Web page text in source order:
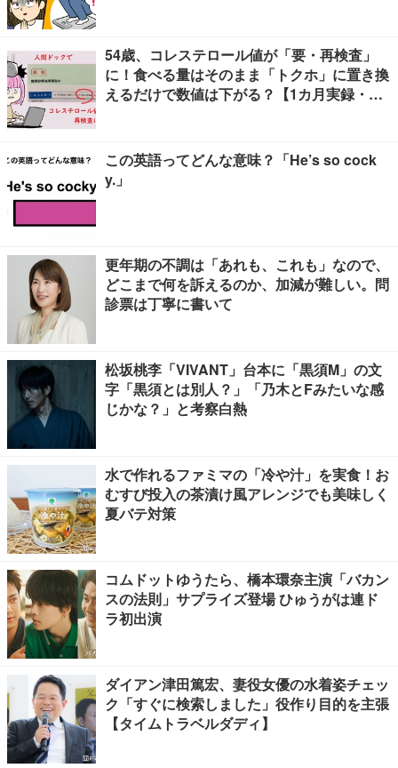
54歳、コレステロール値が「要・再検査」
に！食べる量はそのまま「トクホ」に置き換
えるだけで数値は下がる？【1カ月実録・ビ
この英語ってどんな意味？「He’s so cock
y.」
更年期の不調は「あれも、これも」なので、
どこまで何を訴えるのか、加減が難しい。問
診票は丁寧に書いて
松坂桃李「VIVANT」台本に「黒須M」の文
字「黒須とは別人？」「乃木とFみたいな感
じかな？」と考察白熱
水で作れるファミマの「冷や汁」を実食！お
むすび投入の茶漬け風アレンジでも美味しく
夏バテ対策
コムドットゆうたら、橋本環奈主演「バカン
スの法則」サプライズ登場 ひゅうがは連ド
ラ初出演
ダイアン津田篤宏、妻役女優の水着姿チェッ
ク「すぐに検索しました」役作り目的を主張
【タイムトラベルダディ】